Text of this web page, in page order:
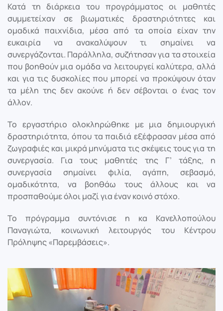
Κατά τη διάρκεια του προγράμματος οι μαθητές
συμμετείχαν σε βιωματικές δραστηριότητες και
ομαδικά παιχνίδια, μέσα από τα οποία είχαν την
ευκαιρία να ανακαλύψουν τι σημαίνει να
συνεργάζονται. Παράλληλα, συζήτησαν για τα στοιχεία
που βοηθούν μια ομάδα να λειτουργεί καλύτερα, αλλά
και για τις δυσκολίες που μπορεί να προκύψουν όταν
τα μέλη της δεν ακούνε ή δεν σέβονται ο ένας τον
άλλον.
Το εργαστήριο ολοκληρώθηκε με μια δημιουργική
δραστηριότητα, όπου τα παιδιά εξέφρασαν μέσα από
ζωγραφιές και μικρά μηνύματα τις σκέψεις τους για τη
συνεργασία. Για τους μαθητές της Γ’ τάξης, η
συνεργασία σημαίνει φιλία, αγάπη, σεβασμό,
ομαδικότητα, να βοηθάω τους άλλους και να
προσπαθούμε όλοι μαζί για έναν κοινό στόχο.
Το πρόγραμμα συντόνισε η κα Κανελλοπούλου
Παναγιώτα, κοινωνική λειτουργός του Κέντρου
Πρόληψης «Παρεμβάσεις».